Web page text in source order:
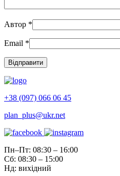
Автор *
Email *
+38 (097) 066 06 45
plan_plus@ukr.net
Пн–Пт: 08:30 – 16:00
Сб: 08:30 – 15:00
Нд: вихідний